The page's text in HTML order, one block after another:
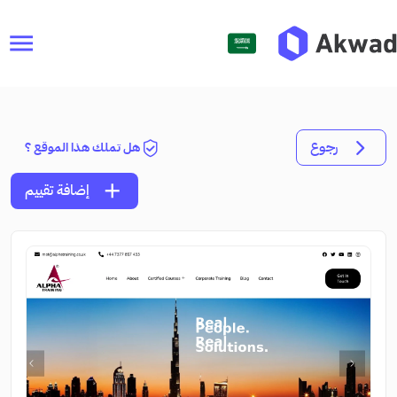
menu
رجوع هل تملك هذا الموقع ؟
add إضافة تقييم